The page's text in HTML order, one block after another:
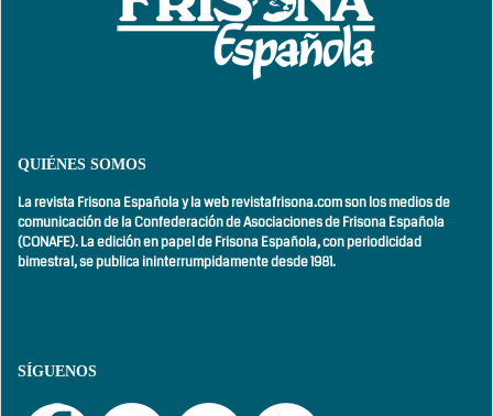
QUIÉNES SOMOS
La revista Frisona Española y la web revistafrisona.com son los medios de
comunicación de la Confederación de Asociaciones de Frisona Española
(CONAFE). La edición en papel de Frisona Española, conperiodicidad
bimestral,se publica ininterrumpidamente desde 1981.
SÍGUENOS